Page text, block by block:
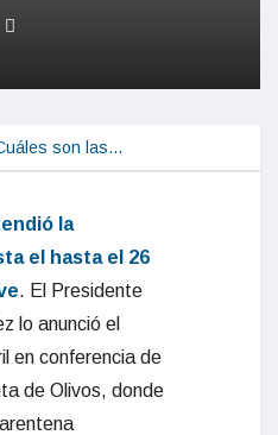
son las…
la
el hasta el 26
. El Presidente
lo anunció el
en conferencia de
de Olivos, donde